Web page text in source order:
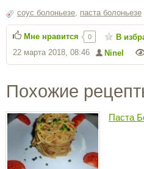
соус болоньезе паста болоньезе
Ninel
22 марта 2018, 08:46
Мне нравится 0 В
Похожие
Паста